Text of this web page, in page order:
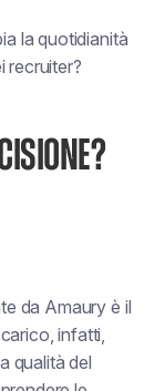
la quotidianità
recruiter?
da Amaury è il
infatti,
qualità del